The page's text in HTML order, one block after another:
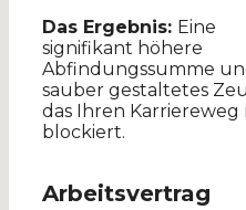
Das Ergebnis: Eine
signifikant höhere
Abfindungssumme
sauber gestaltetes
das Ihren Karriereweg
blockiert.
Arbeitsvertrag